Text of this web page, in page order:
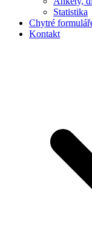
Statistika
Chytré
Kontakt